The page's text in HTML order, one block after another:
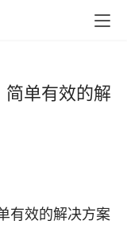
单有效的解
有效的解决方案